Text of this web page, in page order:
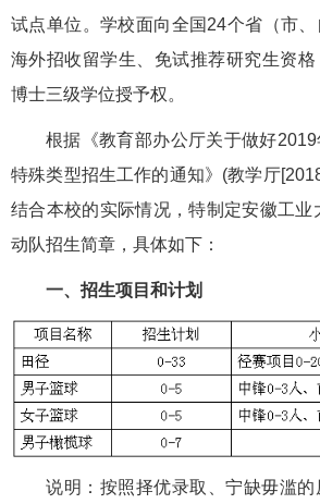
试点单位。学校面向全国24个省（市
海外招收留学生、免试推荐研究生资格
博士三级学位授予权。
根据《教育部办公厅关于做好
特殊类型招生工作的通知》(教学厅
结合本校的实际情况，特制定安徽工业
动队招生简章，具体如下：
一、招生项目和计划
说明：按照择优录取、宁缺毋滥